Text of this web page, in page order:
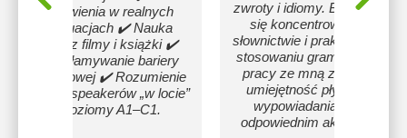
mówienia w realnych
sytuacjach ✔️ Nauka
przez filmy i książki ✔️
Przełamywanie bariery
językowej ✔️ Rozumienie
native speakerów „w locie”
Poziomy A1–C1.
zwroty i idiomy. Będziemy
się koncentrować na
słownictwie i praktycznym
stosowaniu gramatyki. W
pracy ze mną zyskasz
umiejętność płynnego
wypowiadania się z
odpowiednim akcentem